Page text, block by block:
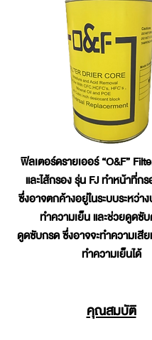
ฟิลเตอร์ดรายเออร์ “O&F”
และไส้กรอง รุ่น FJ ทำหน้าที่ก
ซึ่งอาจตกค้างอยู่ในระบบระหว่า
ทำความเย็น และช่วยดูดซั
ดูดซับกรด ซึ่งอาจจะทำความเสี
ทำความเย็นได้
คุณสมบัติ